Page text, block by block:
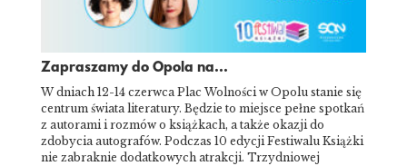
Zapraszamy do Opola na...
W dniach 12-14 czerwca Plac Wolności w Opolu stanie się
centrum świata literatury. Będzie to miejsce pełne spotkań
z autorami i rozmów o książkach, a także okazji do
zdobycia autografów. Podczas 10 edycji Festiwalu Książki
nie zabraknie dodatkowych atrakcji. Trzydniowej